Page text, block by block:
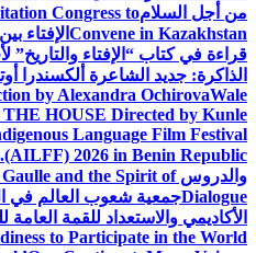
من أجل السلامCongress to
Convene in Kazakhstan الإفتاء
قراءة في كتاب “الإفتاء والتاريخ”
الذاكرة: جديد الشاعرة ألكسندرا
by Alexandra OchirovaWale
HOUSE Directed by Kunle
Language Film Festival
(AILFF) 2026 in Benin Republic.
والدروسand the Spirit of
Dialogueجمعية شعوب العالم في
الأكاديمي والاستعداد للقمة العامة
to Participate in the World